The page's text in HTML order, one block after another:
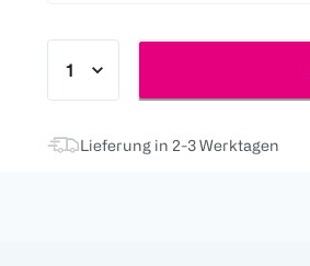
Lieferung in 2-3 Werktagen